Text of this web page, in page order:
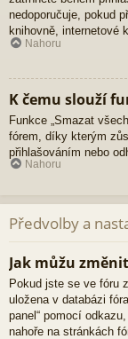
nedoporučuje, pokud
knihovně, internetové
Nahoru
K čemu slouží
Funkce „Smazat
fórem, díky kterým
přihlašováním nebo
Nahoru
Předvolby a
Jak můžu
Pokud jste se ve fóru
uložena v databázi
panel“ pomocí
nahoře na stránkách